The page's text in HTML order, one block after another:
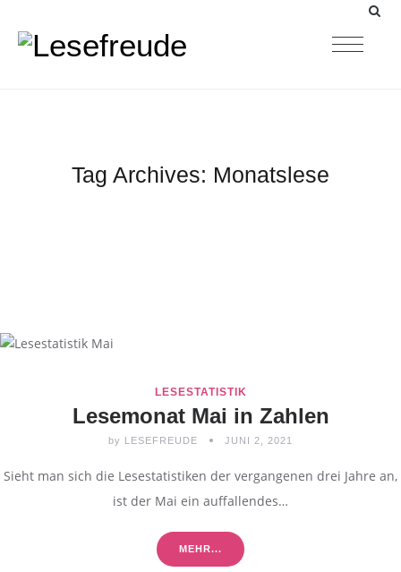
Tag Archives: Monatslese
LESESTATISTIK
Lesemonat Mai in Zahlen
by LESEFREUDE JUNI 2, 2021
Sieht man sich die Lesestatistiken der vergangenen drei Jahre an,
ist der Mai ein auffallendes…
MEHR...